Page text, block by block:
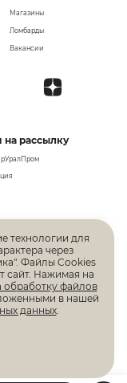
Магазины
Ломбарды
Вакансии
на рассылку
на
офертой
технологии для
через
Файлы Cookies
сайт. Нажимая на
обработку файлов
в нашей
данных.